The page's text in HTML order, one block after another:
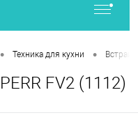
• Техника для кухни •
FV2 (1112)